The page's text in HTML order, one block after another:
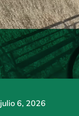
julio 6, 2026